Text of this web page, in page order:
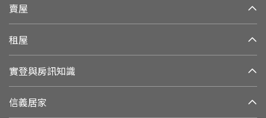
賣屋
租屋
實登與房訊知識
信義居家